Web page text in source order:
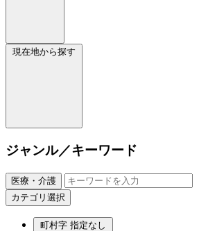
現在地から探す
ジャンル／キーワード
医療・介護
カテゴリ選択
町村字 指定なし